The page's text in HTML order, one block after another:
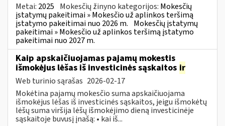
Metai: 2025 Mokesčių žinyno kategorijos: Mokesčių
įstatymų pakeitimai » Mokesčio už aplinkos teršimą
įstatymo pakeitimai nuo 2026 m. Mokesčių įstatymų
pakeitimai » Mokesčio už aplinkos teršimą įstatymo
pakeitimai nuo 2027 m.
Kaip apskaičiuojamas pajamų mokestis
išmokėjus lėšas iš investicinės sąskaitos ir
Web turinio sąrašas 2026-02-17
Mokėtina pajamų mokesčio suma apskaičiuojama
išmokėjus lėšas iš investicinės sąskaitos, jeigu išmokėtų
lėšų suma viršija lėšų išmokėjimo dieną investicinėje
sąskaitoje buvusį įnašą: • kai iš...